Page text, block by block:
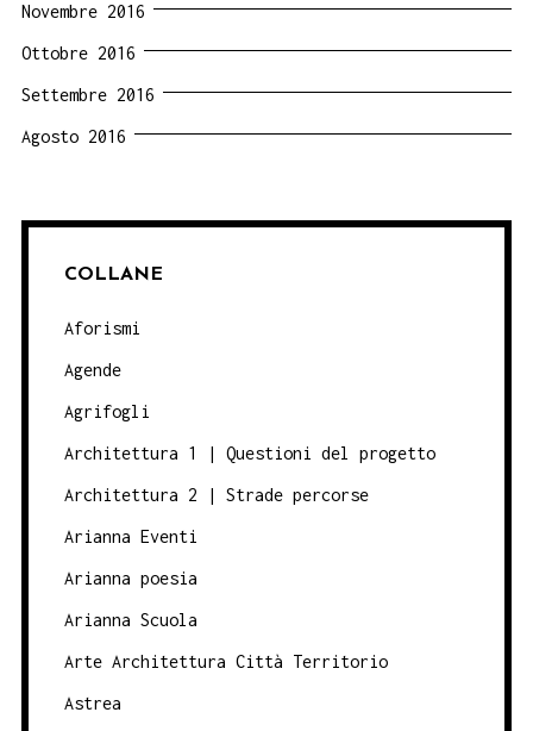
Novembre 2016
Ottobre 2016
Settembre 2016
Agosto 2016
COLLANE
Aforismi
Agende
Agrifogli
Architettura 1 | Questioni del progetto
Architettura 2 | Strade percorse
Arianna Eventi
Arianna poesia
Arianna Scuola
Arte Architettura Città Territorio
Astrea